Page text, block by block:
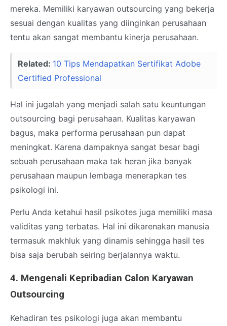
mereka. Memiliki karyawan outsourcing yang bekerja
sesuai dengan kualitas yang diinginkan perusahaan
tentu akan sangat membantu kinerja perusahaan.
Related: 10 Tips Mendapatkan Sertifikat Adobe
Certified Professional
Hal ini jugalah yang menjadi salah satu keuntungan
outsourcing bagi perusahaan. Kualitas karyawan
bagus, maka performa perusahaan pun dapat
meningkat. Karena dampaknya sangat besar bagi
sebuah perusahaan maka tak heran jika banyak
perusahaan maupun lembaga menerapkan tes
psikologi ini.
Perlu Anda ketahui hasil psikotes juga memiliki masa
validitas yang terbatas. Hal ini dikarenakan manusia
termasuk makhluk yang dinamis sehingga hasil tes
bisa saja berubah seiring berjalannya waktu.
4. Mengenali Kepribadian Calon Karyawan
Outsourcing
Kehadiran tes psikologi juga akan membantu